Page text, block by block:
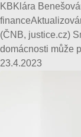
KBKlára
(ČNB, justice.cz)
domácnosti může
23.4.2023